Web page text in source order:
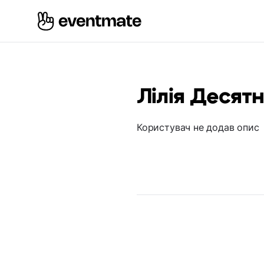
Лілія
Користувач не додав опис